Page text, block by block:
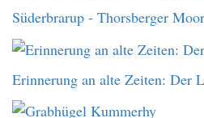
Süderbrarup - Thorsberger Moor
Erinnerung an alte Zeiten: Der